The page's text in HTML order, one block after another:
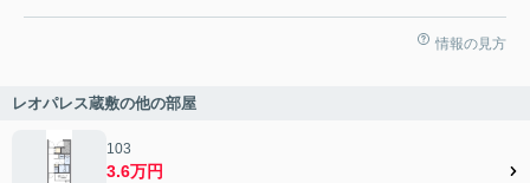
情報の見方
レオパレス蔵敷の他の部屋
103
3.6万円